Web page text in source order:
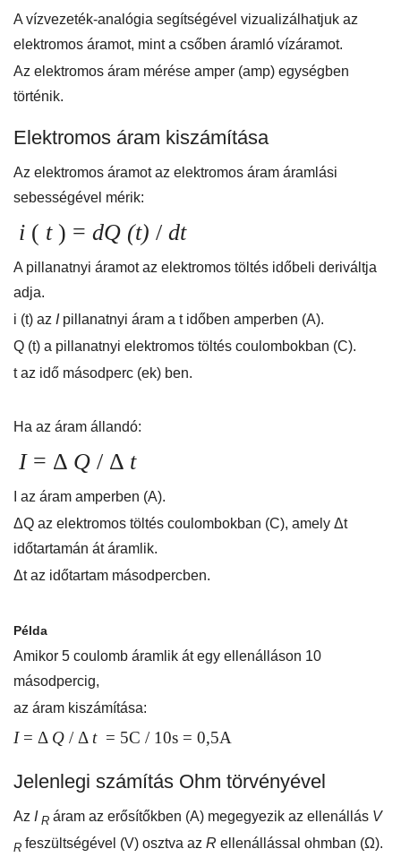
A vízvezeték-analógia segítségével vizualizálhatjuk az
elektromos áramot, mint a csőben áramló vízáramot.
Az elektromos áram mérése amper (amp) egységben
történik.
Elektromos áram kiszámítása
Az elektromos áramot az elektromos áram áramlási
sebességével mérik:
i ( t) = dQ (t) / dt
A pillanatnyi áramot az elektromos töltés időbeli deriváltja
adja.
i (t) az Ipillanatnyi áram a t időben amperben (A).
Q (t) a pillanatnyi elektromos töltés coulombokban (C).
t az idő másodperc (ek) ben.
Ha az áram állandó:
I= Δ Q / Δ t
I az áram amperben (A).
ΔQ az elektromos töltés coulombokban (C), amely Δt
időtartamán át áramlik.
Δt az időtartam másodpercben.
Példa
Amikor 5 coulomb áramlik át egy ellenálláson 10
másodpercig,
az áram kiszámítása:
I= Δ Q / Δ t= 5C / 10s = 0,5A
Jelenlegi számítás Ohm törvényével
Az I R áram az erősítőkben (A) megegyezik az ellenállás V
R feszültségével (V) osztva az R ellenállással ohmban (Ω).